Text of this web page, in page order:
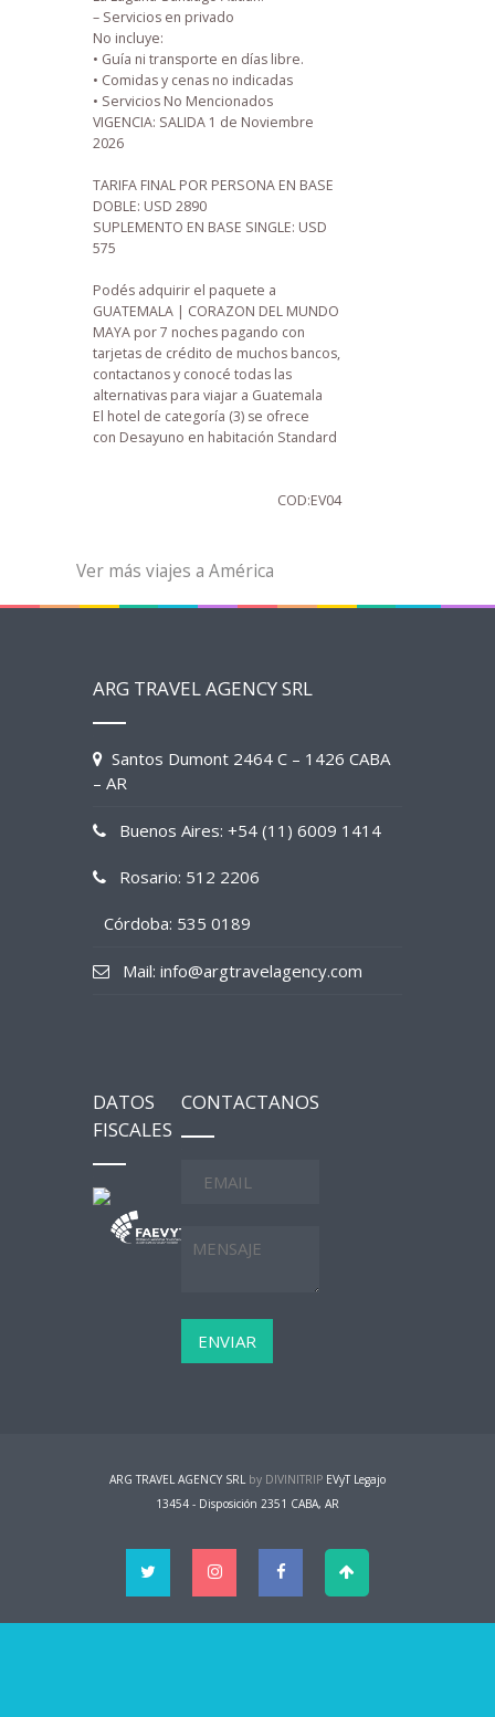
– Servicios en privado
No incluye:
• Guía ni transporte en días libre.
• Comidas y cenas no indicadas
• Servicios No Mencionados
VIGENCIA: SALIDA 1 de Noviembre
2026
TARIFA FINAL POR PERSONA EN BASE
DOBLE: USD 2890
SUPLEMENTO EN BASE SINGLE: USD
575
Podés adquirir el paquete a
GUATEMALA | CORAZON DEL MUNDO
MAYA por 7 noches pagando con
tarjetas de crédito de muchos bancos,
contactanos y conocé todas las
alternativas para viajar a Guatemala
El hotel de categoría (3) se ofrece
con Desayuno en habitación Standard
COD:EV04
Ver más viajes a América
ARG TRAVEL AGENCY SRL
Santos Dumont 2464 C – 1426 CABA
– AR
Buenos Aires: +54 (11) 6009 1414
Rosario: 512 2206
Córdoba: 535 0189
Mail: info@argtravelagency.com
DATOS
FISCALES
CONTACTANOS
ARG TRAVEL AGENCY SRLby DIVINITRIP EVyT Legajo
13454 - Disposición 2351 CABA, AR